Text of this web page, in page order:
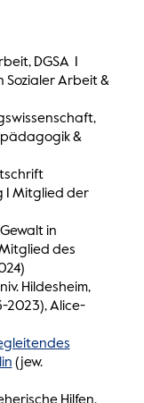
DGSA I
Arbeit &
&
I Mitglied der
in
des
Hildesheim,
2023), Alice-
(jew.
Hilfen,